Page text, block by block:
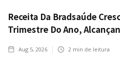
Receita Da Bradsaúde
Trimestre Do Ano,
Aug 5, 2026 2 min de leitura